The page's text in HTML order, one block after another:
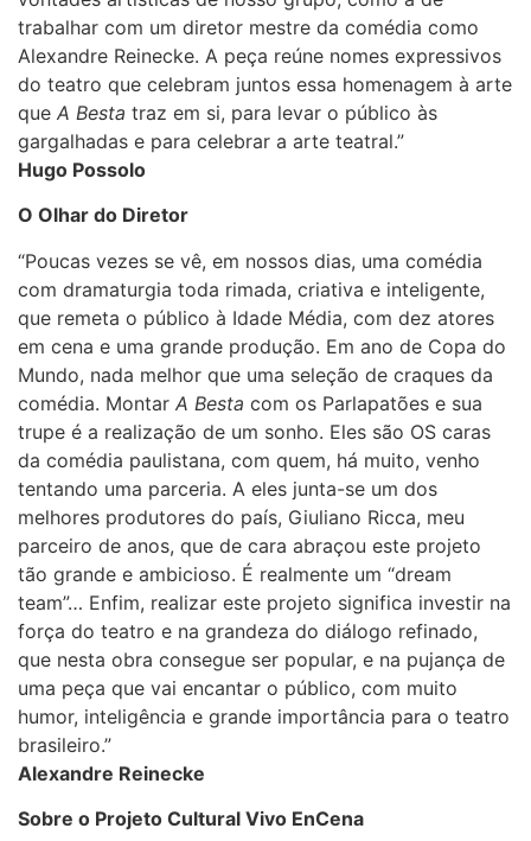
trabalhar com um diretor mestre da comédia como
Alexandre Reinecke. A peça reúne nomes expressivos
do teatro que celebram juntos essa homenagem à arte
que A Besta traz em si, para levar o público às
gargalhadas e para celebrar a arte teatral.”
Hugo Possolo
O Olhar do Diretor
“Poucas vezes se vê, em nossos dias, uma comédia
com dramaturgia toda rimada, criativa e inteligente,
que remeta o público à Idade Média, com dez atores
em cena e uma grande produção. Em ano de Copa do
Mundo, nada melhor que uma seleção de craques da
comédia. Montar A Besta com os Parlapatões e sua
trupe é a realização de um sonho. Eles são OS caras
da comédia paulistana, com quem, há muito, venho
tentando uma parceria. A eles junta-se um dos
melhores produtores do país, Giuliano Ricca, meu
parceiro de anos, que de cara abraçou este projeto
tão grande e ambicioso. É realmente um “dream
team”… Enfim, realizar este projeto significa investir na
força do teatro e na grandeza do diálogo refinado,
que nesta obra consegue ser popular, e na pujança de
uma peça que vai encantar o público, com muito
humor, inteligência e grande importância para o teatro
brasileiro.”
Alexandre Reinecke
Sobre o Projeto Cultural Vivo EnCena